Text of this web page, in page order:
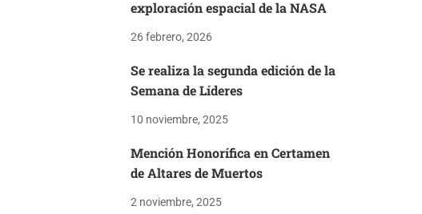
exploración espacial de la NASA
26 febrero, 2026
Se realiza la segunda edición de la
Semana de Líderes
10 noviembre, 2025
Mención Honorífica en Certamen
de Altares de Muertos
2 noviembre, 2025